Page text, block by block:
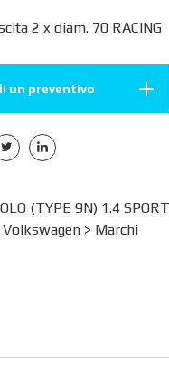
2 x diam. 70 RACING
un preventivo
(TYPE 9N) 1.4
Volkswagen> Marchi